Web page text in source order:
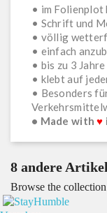
• im
• Schrift und
• völlig
• einfach
• bis zu 3
• klebt auf
• Besonders
• Made with♥
8 andere
Browse the